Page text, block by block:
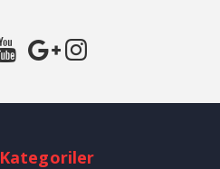
Kategoriler